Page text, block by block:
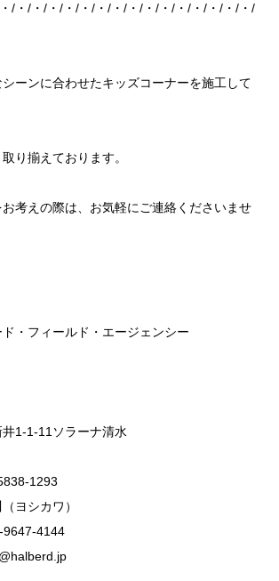
/・/・/・/・/・/・/・/・/・/・/・/・/・/・/・/
ーンに合わせたキッズコーナーを施工して
り揃えております。
考えの際は、お気軽にご連絡くださいませ
・フィールド・エージェンシー
1-1-11ソラーナ清水
1293
シカワ）
4144